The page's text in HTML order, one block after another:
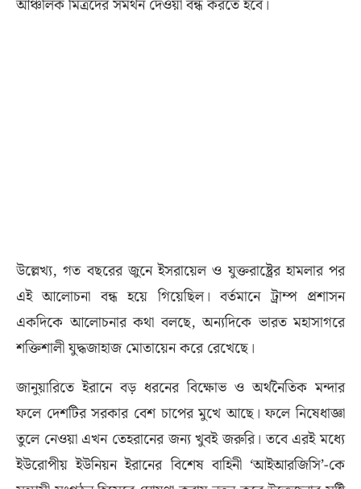
আঞ্চলিক মিত্রদের সমর্থন দেওয়া বন্ধ করতে হবে।
উল্লেখ্য, গত বছরের জুনে ইসরায়েল ও যুক্তরাষ্ট্রের হামলার পর
এই আলোচনা বন্ধ হয়ে গিয়েছিল। বর্তমানে ট্রাম্প প্রশাসন
একদিকে আলোচনার কথা বলছে, অন্যদিকে ভারত মহাসাগরে
শক্তিশালী যুদ্ধজাহাজ মোতায়েন করে রেখেছে।
জানুয়ারিতে ইরানে বড় ধরনের বিক্ষোভ ও অর্থনৈতিক মন্দার
ফলে দেশটির সরকার বেশ চাপের মুখে আছে। ফলে নিষেধাজ্ঞা
তুলে নেওয়া এখন তেহরানের জন্য খুবই জরুরি। তবে এরই মধ্যে
ইউরোপীয় ইউনিয়ন ইরানের বিশেষ বাহিনী ‘আইআরজিসি’-কে